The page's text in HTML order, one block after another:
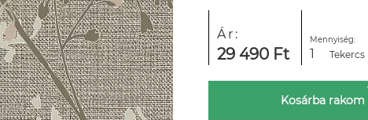
Ár:
29 490 Ft
Mennyiség:
Tekercs
Kosárba rakom